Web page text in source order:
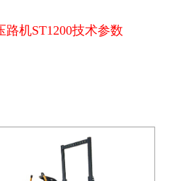
路机ST1200技术参数